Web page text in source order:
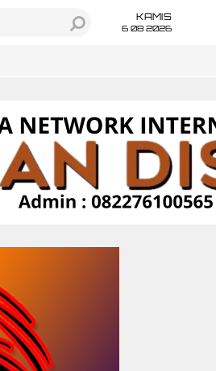
KAMIS
6 08 2026